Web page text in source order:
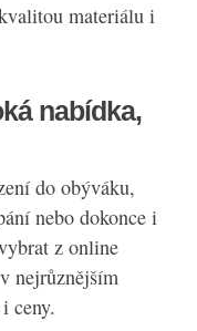
materiálu i
nabídka,
do obýváku,
nebo dokonce i
z online
v nejrůznějším
ceny.